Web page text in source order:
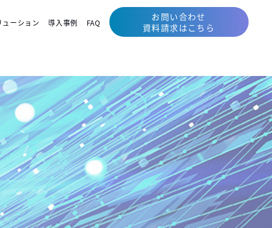
ーション 導入事例 FAQ
お問い合わせ
資料請求はこちら